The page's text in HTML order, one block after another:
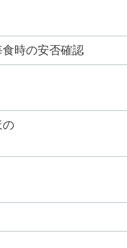
時の安否確認
の